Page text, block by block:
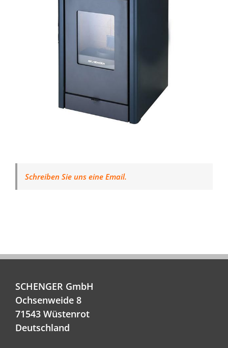
Schreiben Sie uns eine Email.
SCHENGER GmbH
Ochsenweide 8
71543 Wüstenrot
Deutschland